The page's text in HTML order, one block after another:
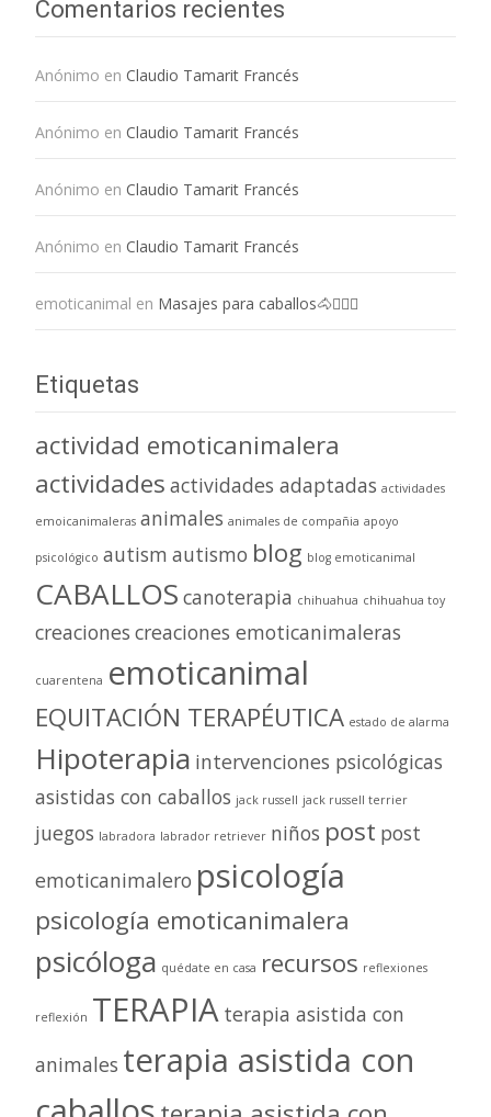
Comentarios recientes
Anónimo en Claudio Tamarit Francés
Anónimo en Claudio Tamarit Francés
Anónimo en Claudio Tamarit Francés
Anónimo en Claudio Tamarit Francés
emoticanimal en Masajes para caballos🐴💆🏻‍♀️
Etiquetas
actividad emoticanimalera
actividades actividades adaptadas actividades
emoicanimaleras animales animales de compañia apoyo
psicológico autism autismo blog blog emoticanimal
CABALLOS canoterapia chihuahua chihuahua toy
creaciones creaciones emoticanimaleras
cuarentena emoticanimal
EQUITACIÓN TERAPÉUTICA estado de alarma
Hipoterapia intervenciones psicológicas
asistidas con caballos jack russell jack russell terrier
juegos labradora labrador retriever niños post post
emoticanimalero psicología
psicología emoticanimalera
psicóloga quédate en casa recursos reflexiones
reflexión TERAPIA terapia asistida con
animales terapia asistida con